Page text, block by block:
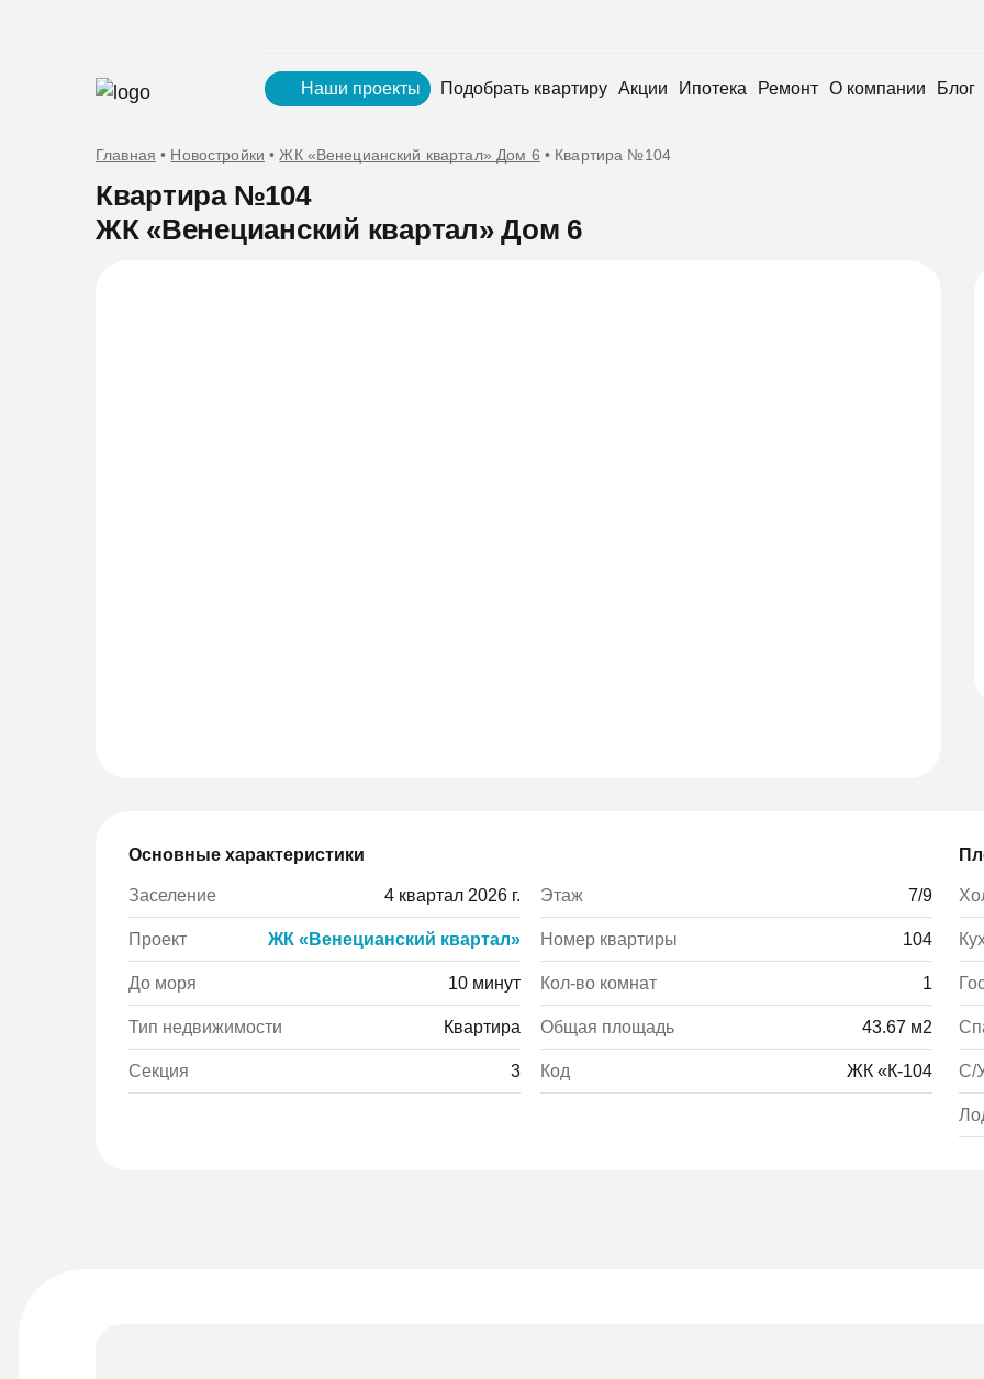
Наши проекты Подобрать квартиру Акции Ипотека Ремонт О компании Блог
Главная • Новостройки • ЖК «Венецианский квартал» Дом 6 • Квартира №104
Квартира №104
ЖК «Венецианский квартал» Дом 6
Основные характеристики
Заселение 4 квартал 2026 г.
Проект ЖК «Венецианский квартал»
До моря 10 минут
Тип недвижимости Квартира
Секция 3
Этаж 7/9
Номер квартиры 104
Кол-во комнат 1
Общая площадь 43.67 м2
Код ЖК «К-104 С/